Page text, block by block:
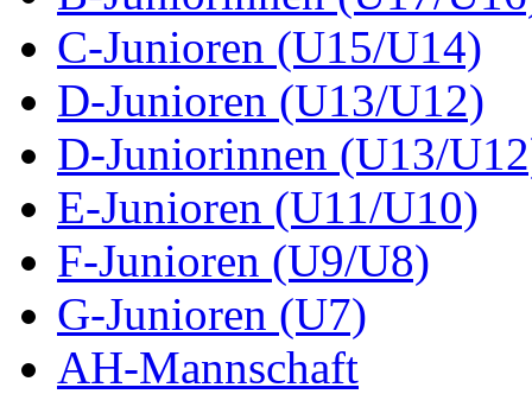
C-Junioren (U15/U14)
D-Junioren (U13/U12)
D-Juniorinnen (U13/
E-Junioren (U11/U10)
F-Junioren (U9/U8)
G-Junioren (U7)
AH-Mannschaft